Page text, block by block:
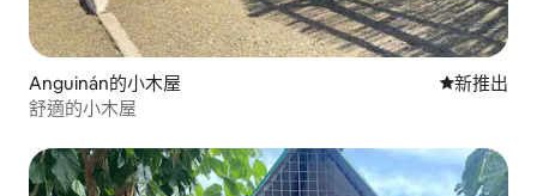
Anguinán的小木屋 新住處
新推出
舒適的小木屋